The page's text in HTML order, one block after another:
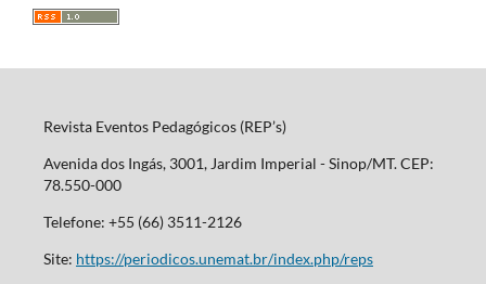
Revista Eventos Pedagógicos (REP’s)
Avenida dos Ingás, 3001, Jardim Imperial - Sinop/MT. CEP:
78.550-000
Telefone: +55 (66) 3511-2126
Site: https://periodicos.unemat.br/index.php/reps